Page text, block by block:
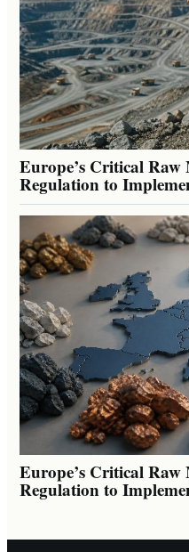
Europe’s Critical
Regulation to
Europe’s Critical
Regulation to